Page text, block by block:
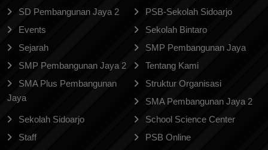
SD Pembangunan Jaya 2
PSB-Sekolah Sidoarjo
Events
Sekolah Bintaro
Sejarah
SMP Pembangunan Jaya
SMP Pembangunan Jaya 2
Tentang Kami
SMA Plus Pembangunan
Jaya
Struktur Organisasi
SMA Pembangunan Jaya 2
Sekolah Sidoarjo
School Science Center
Staff
PSB Online